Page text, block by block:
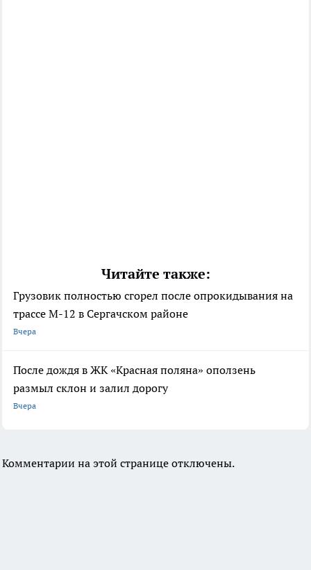
Читайте также:
Грузовик полностью сгорел после опрокидывания на
трассе М-12 в Сергачском районе
Вчера
После дождя в ЖК «Красная поляна» оползень
размыл склон и залил дорогу
Вчера
Комментарии на этой странице отключены.